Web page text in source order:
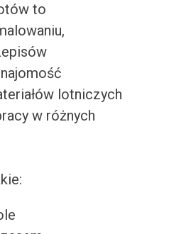
to
lotniczych
w różnych